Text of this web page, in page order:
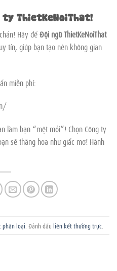
ty ThietKeNoiThat!
Hãy đểĐội ngũ ThietKeNoiThat
tín, giúp bạn tạo nên không gian
miễn phí:
làm bạn “mệt mỏi”! Chọn Công ty
sẽ thăng hoa như giấc mơ! Hành
phân loại . Đánh dấu liên kết thường trực